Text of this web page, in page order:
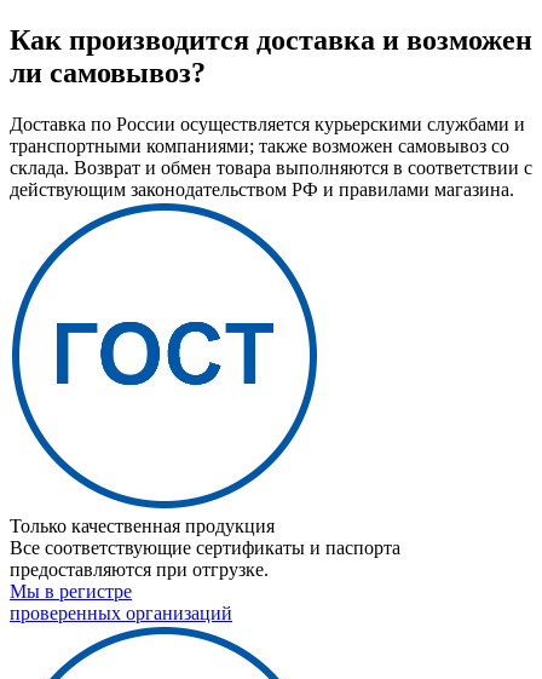
Как производится доставка и возможен
ли самовывоз?
Доставка по России осуществляется курьерскими службами и
транспортными компаниями; также возможен самовывоз со
склада. Возврат и обмен товара выполняются в соответствии с
действующим законодательством РФ и правилами магазина.
Только качественная продукция
Все соответствующие сертификаты и паспорта
предоставляются при отгрузке.
Мы в регистре
проверенных организаций